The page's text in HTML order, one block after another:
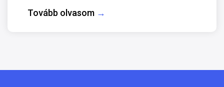
Tovább olvasom →